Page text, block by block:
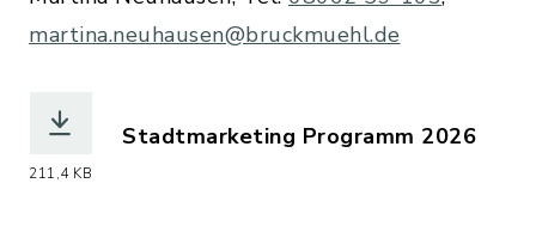
martina.neuhausen@bruckmuehl.de
211,4 KB
Stadtmarketing Programm 2026